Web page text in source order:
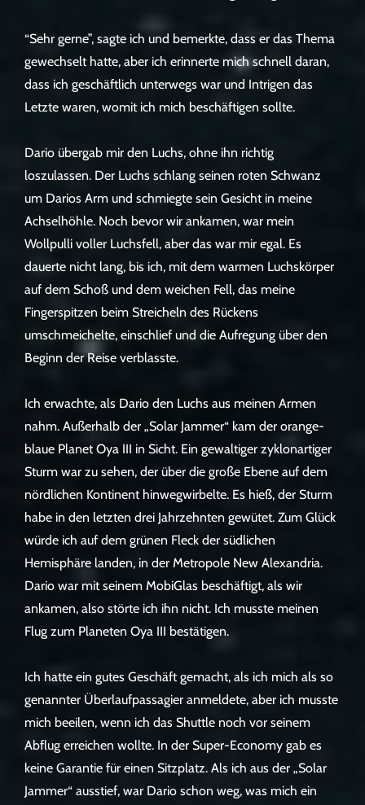
“Sehr gerne”, sagte ich und bemerkte, dass er das Thema
gewechselt hatte, aber ich erinnerte mich schnell daran,
dass ich geschäftlich unterwegs war und Intrigen das
Letzte waren, womit ich mich beschäftigen sollte.
Dario übergab mir den Luchs, ohne ihn richtig
loszulassen. Der Luchs schlang seinen roten Schwanz
um Darios Arm und schmiegte sein Gesicht in meine
Achselhöhle. Noch bevor wir ankamen, war mein
Wollpulli voller Luchsfell, aber das war mir egal. Es
dauerte nicht lang, bis ich, mit dem warmen Luchskörper
auf dem Schoß und dem weichen Fell, das meine
Fingerspitzen beim Streicheln des Rückens
umschmeichelte, einschlief und die Aufregung über den
Beginn der Reise verblasste.
Ich erwachte, als Dario den Luchs aus meinen Armen
nahm. Außerhalb der „Solar Jammer“ kam der orange-
blaue Planet Oya III in Sicht. Ein gewaltiger zyklonartiger
Sturm war zu sehen, der über die große Ebene auf dem
nördlichen Kontinent hinwegwirbelte. Es hieß, der Sturm
habe in den letzten drei Jahrzehnten gewütet. Zum Glück
würde ich auf dem grünen Fleck der südlichen
Hemisphäre landen, in der Metropole New Alexandria.
Dario war mit seinem MobiGlas beschäftigt, als wir
ankamen, also störte ich ihn nicht. Ich musste meinen
Flug zum Planeten Oya III bestätigen.
Ich hatte ein gutes Geschäft gemacht, als ich mich als so
genannter Überlaufpassagier anmeldete, aber ich musste
mich beeilen, wenn ich das Shuttle noch vor seinem
Abflug erreichen wollte. In der Super-Economy gab es
keine Garantie für einen Sitzplatz. Als ich aus der „Solar
Jammer“ ausstief, war Dario schon weg, was mich ein